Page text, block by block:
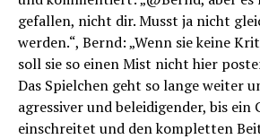
gefallen, nicht dir. Musst ja nicht
werden.“, Bernd: „Wenn sie keine
soll sie so einen Mist nicht hier
Das Spielchen geht so lange weiter
agressiver und beleidigender, bis
einschreitet und den kompletten